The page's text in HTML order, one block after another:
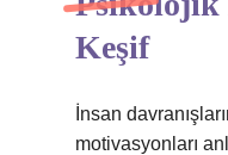
Keşif
İnsan
motivasyonları